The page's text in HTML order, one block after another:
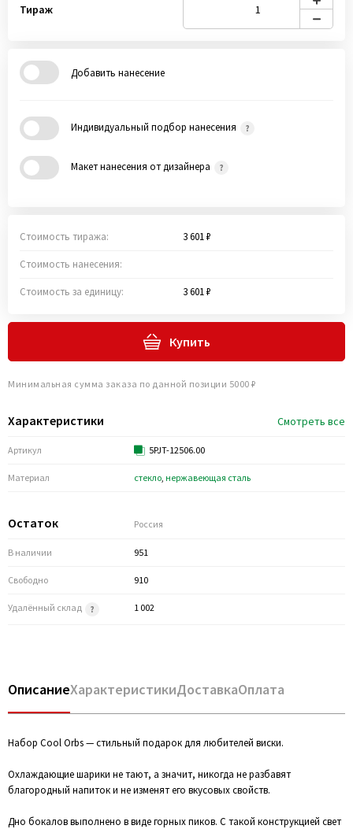
Характеристики Смотреть все
Артикул 5PJT-12506.00
Материал стекло, нержавеющая сталь
Остаток Россия
В наличии 951
Свободно 910
Удалённый склад 1 002
Тираж
Добавить нанесение
Индивидуальный подбор нанесения
Макет нанесения от дизайнера
Стоимость тиража: 3 601 ₽
Стоимость нанесения:
Стоимость за единицу: 3 601 ₽
Купить
Минимальная сумма заказа по данной позиции 5000 ₽
ОписаниеХарактеристикиДоставкаОплата
Набор Cool Orbs — стильный подарок для любителей виски.
Охлаждающие шарики не тают, а значит, никогда не разбавят
благородный напиток и не изменят его вкусовых свойств.
Дно бокалов выполнено в виде горных пиков. С такой конструкцией свет